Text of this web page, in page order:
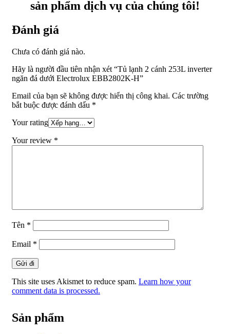
sản phẩm dịch vụ của chúng tôi!
Đánh giá
Chưa có đánh giá nào.
Hãy là người đầu tiên nhận xét “Tủ lạnh 2 cánh 253L inverter
ngăn đá dưới Electrolux EBB2802K-H”
Email của bạn sẽ không được hiển thị công khai. Các trường
bắt buộc được đánh dấu *
Your rating
Your review *
Tên *
Email *
This site uses Akismet to reduce spam. Learn how your
comment data is processed.
Sản phẩm